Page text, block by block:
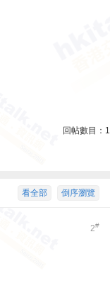
回帖數目： 1
倒序瀏覽
看全部
2#